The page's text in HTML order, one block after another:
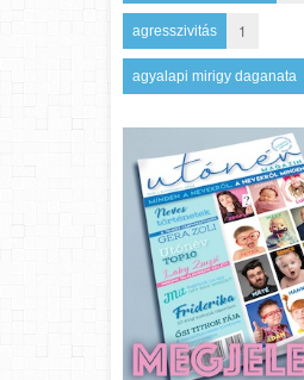
agresszivitás 1
agyalapi mirigy daganata